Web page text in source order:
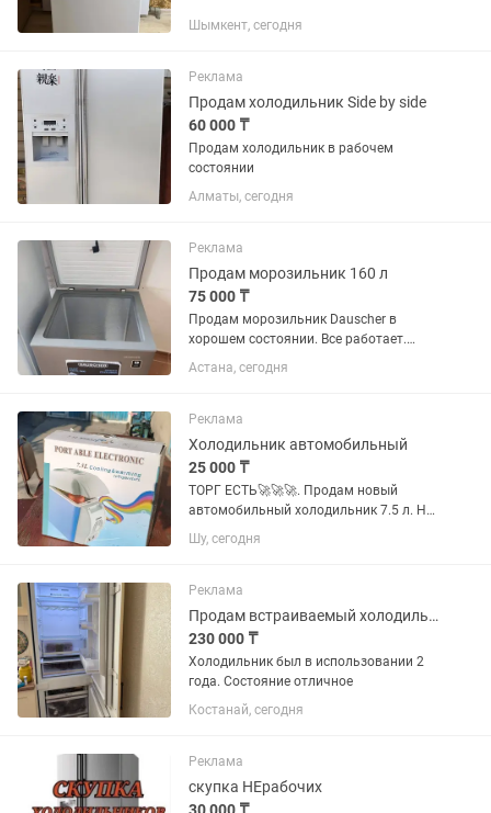
Шымкент, сегодня
Реклама
Продам холодильник Side by side
60 000 ₸
Продам холодильник в рабочем
состоянии
Алматы, сегодня
Реклама
Продам морозильник 160 л
75 000 ₸
Продам морозильник Dauscher в
хорошем состоянии. Все работает.
Продаю в связи переездом.
Астана, сегодня
Реклама
Холодильник автомобильный
25 000 ₸
ТОРГ ЕСТЬ🚀🚀🚀. Продам новый
автомобильный холодильник 7.5 л. Не
использовался ни разу, полностью
новый. Оснащён функциями
поездок, отдыха, рыбалки, кемпинга и...
Шу, сегодня
Реклама
Продам встраиваемый холодильник
230 000 ₸
Холодильник был в использовании 2
года. Состояние отличное
Костанай, сегодня
Реклама
скупка НЕрабочих